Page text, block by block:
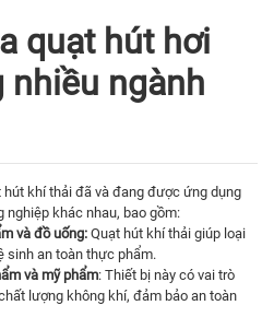
quạt hút hơi
nhiều ngành
khí thải đã và đang được ứng dụng
nghiệp khác nhau, bao gồm:
và đồ uống: Quạt hút khí thải giúp loại
sinh an toàn thực phẩm.
và mỹ phẩm: Thiết bị này có vai trò
lượng không khí, đảm bảo an toàn